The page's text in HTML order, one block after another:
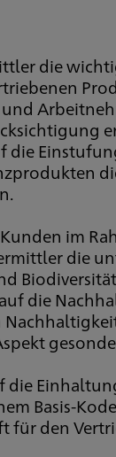
die
im
die
die
die
Basis-
für den